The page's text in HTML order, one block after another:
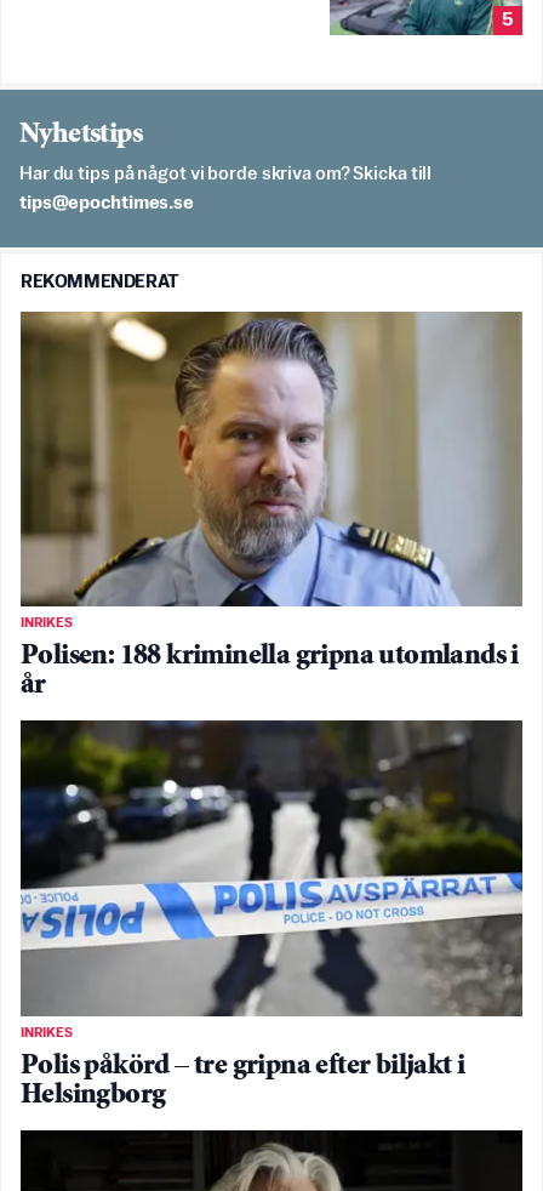
5
Nyhetstips
Har du tips på något vi borde skriva om? Skicka till
es.semithcope@spit
REKOMMENDERAT
INRIKES
Polisen: 188 kriminella gripna utomlands i
år
INRIKES
Polis påkörd – tre gripna efter biljakt i
Helsingborg